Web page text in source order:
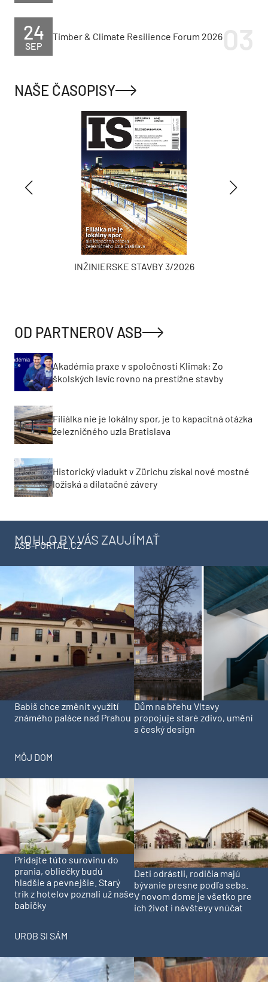
SEP
24 Timber & Climate Resilience Forum 2026
NAŠE ČASOPISY
INŽINIERSKE STAVBY 3/2026
OD PARTNEROV ASB
Akadémia praxe v spoločnosti Klimak: Zo
školských lavíc rovno na prestížne stavby
Filiálka nie je lokálny spor, je to kapacitná otázka
železničného uzla Bratislava
Historický viadukt v Zürichu získal nové mostné
ložiská a dilatačné závery
MOHLO BY VÁS ZAUJÍMAŤ
ASB-PORTAL.CZ
Babiš chce změnit využití
známého paláce nad Prahou
Dům na břehu Vltavy
propojuje staré zdivo, umění
a český design
MÔJ DOM
Pridajte túto surovinu do
prania, obliečky budú
hladšie a pevnejšie. Starý
trik z hotelov poznali už naše
babičky
Deti odrástli, rodičia majú
bývanie presne podľa seba.
V novom dome je všetko pre
ich život i návštevy vnúčat
UROB SI SÁM